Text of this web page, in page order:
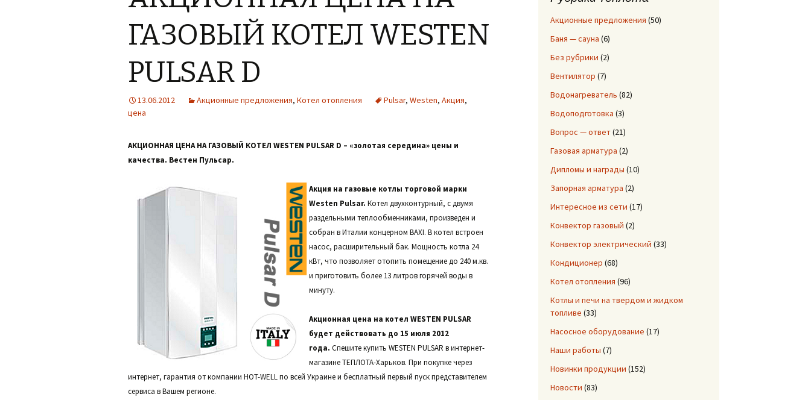
ГАЗОВЫЙ КОТЕЛ WESTEN
PULSAR D
13.06.2012 Акционные предложения, Котел отопления Pulsar, Westen, Акция,
цена
АКЦИОННАЯ ЦЕНА НА ГАЗОВЫЙ КОТЕЛ WESTEN PULSAR D – «золотая середина» цены и
качества. Вестен Пульсар.
Акция на газовые котлы торговой марки
Westen Pulsar. Котел двухконтурный, с двумя
раздельными теплообменниками, произведен и
собран в Италии концерном BAXI. В котел встроен
насос, расширительный бак. Мощность котла 24
кВт, что позволяет отопить помещение до 240 м.кв.
и приготовить более 13 литров горячей воды в
минуту.
Акционная цена на котел WESTEN PULSAR
будет действовать до 15 июля 2012
года. Спешите купить WESTEN PULSAR в интернет-
магазине ТЕПЛОТА-Харьков. При покупке через
интернет, гарантия от компании HOT-WELL по всей Украине и бесплатный первый пуск представителем
сервиса в Вашем регионе.
Акционные предложения (50)
Баня — сауна (6)
Без рубрики (2)
Вентилятор (7)
Водонагреватель (82)
Водоподготовка (3)
Вопрос — ответ(21)
Газовая арматура (2)
Дипломы и награды (10)
Запорная арматура (2)
Интересное из сети (17)
Конвектор газовый (2)
Конвектор электрический (33)
Кондиционер (68)
Котел отопления (96)
Котлы и печи на твердом и жидком
топливе (33)
Насосное оборудование (17)
Наши работы (7)
Новинки продукции (152)
Новости (83)